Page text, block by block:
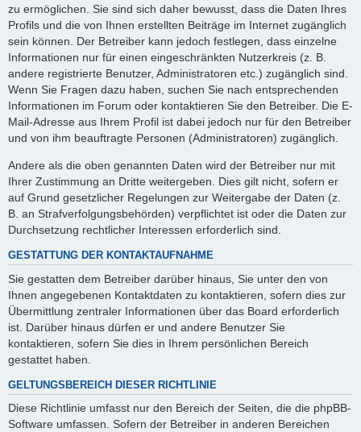
zu ermöglichen. Sie sind sich daher bewusst, dass die Daten Ihres
Profils und die von Ihnen erstellten Beiträge im Internet zugänglich
sein können. Der Betreiber kann jedoch festlegen, dass einzelne
Informationen nur für einen eingeschränkten Nutzerkreis (z. B.
andere registrierte Benutzer, Administratoren etc.) zugänglich sind.
Wenn Sie Fragen dazu haben, suchen Sie nach entsprechenden
Informationen im Forum oder kontaktieren Sie den Betreiber. Die E-
Mail-Adresse aus Ihrem Profil ist dabei jedoch nur für den Betreiber
und von ihm beauftragte Personen (Administratoren) zugänglich.
Andere als die oben genannten Daten wird der Betreiber nur mit
Ihrer Zustimmung an Dritte weitergeben. Dies gilt nicht, sofern er
auf Grund gesetzlicher Regelungen zur Weitergabe der Daten (z.
B. an Strafverfolgungsbehörden) verpflichtet ist oder die Daten zur
Durchsetzung rechtlicher Interessen erforderlich sind.
GESTATTUNG DER KONTAKTAUFNAHME
Sie gestatten dem Betreiber darüber hinaus, Sie unter den von
Ihnen angegebenen Kontaktdaten zu kontaktieren, sofern dies zur
Übermittlung zentraler Informationen über das Board erforderlich
ist. Darüber hinaus dürfen er und andere Benutzer Sie
kontaktieren, sofern Sie dies in Ihrem persönlichen Bereich
gestattet haben.
GELTUNGSBEREICH DIESER RICHTLINIE
Diese Richtlinie umfasst nur den Bereich der Seiten, die die phpBB-
Software umfassen. Sofern der Betreiber in anderen Bereichen